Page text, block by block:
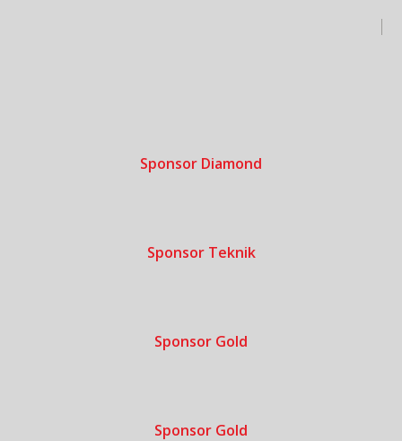
Sponsor Diamond
Sponsor Teknik
Sponsor Gold
Sponsor Gold